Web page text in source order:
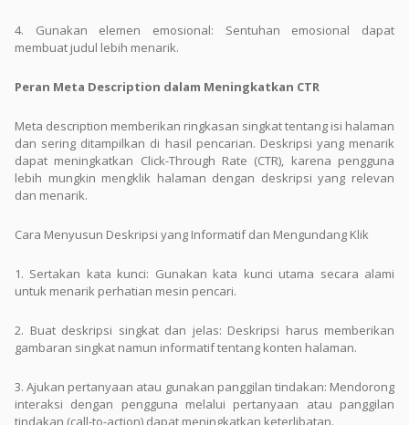
4. Gunakan elemen emosional: Sentuhan emosional dapat
membuat judul lebih menarik.
Peran Meta Description dalam Meningkatkan CTR
Meta description memberikan ringkasan singkat tentang isi halaman
dan sering ditampilkan di hasil pencarian. Deskripsi yang menarik
dapat meningkatkan Click-Through Rate (CTR), karena pengguna
lebih mungkin mengklik halaman dengan deskripsi yang relevan
dan menarik.
Cara Menyusun Deskripsi yang Informatif dan Mengundang Klik
1. Sertakan kata kunci: Gunakan kata kunci utama secara alami
untuk menarik perhatian mesin pencari.
2. Buat deskripsi singkat dan jelas: Deskripsi harus memberikan
gambaran singkat namun informatif tentang konten halaman.
3. Ajukan pertanyaan atau gunakan panggilan tindakan: Mendorong
interaksi dengan pengguna melalui pertanyaan atau panggilan
tindakan (call-to-action) dapat meningkatkan keterlibatan.